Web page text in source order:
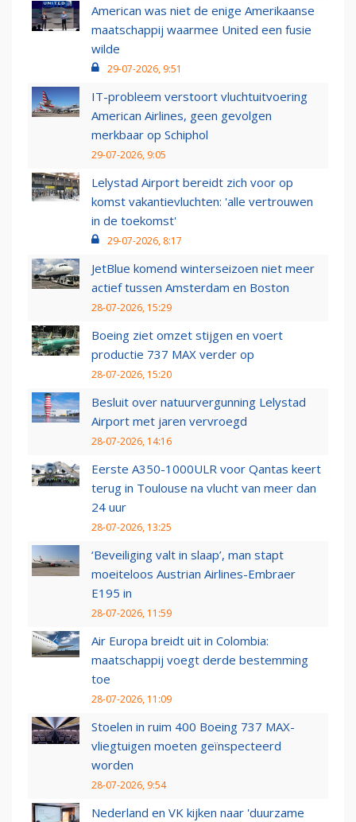
American was niet de enige Amerikaanse
maatschappij waarmee United een fusie
wilde
29-07-2026, 9:51
IT-probleem verstoort vluchtuitvoering
American Airlines, geen gevolgen
merkbaar op Schiphol
29-07-2026, 9:05
Lelystad Airport bereidt zich voor op
komst vakantievluchten: 'alle vertrouwen
in de toekomst'
29-07-2026, 8:17
JetBlue komend winterseizoen niet meer
actief tussen Amsterdam en Boston
28-07-2026, 15:29
Boeing ziet omzet stijgen en voert
productie 737 MAX verder op
28-07-2026, 15:20
Besluit over natuurvergunning Lelystad
Airport met jaren vervroegd
28-07-2026, 14:16
Eerste A350-1000ULR voor Qantas keert
terug in Toulouse na vlucht van meer dan
24 uur
28-07-2026, 13:25
‘Beveiliging valt in slaap’, man stapt
moeiteloos Austrian Airlines-Embraer
E195 in
28-07-2026, 11:59
Air Europa breidt uit in Colombia:
maatschappij voegt derde bestemming
toe
28-07-2026, 11:09
Stoelen in ruim 400 Boeing 737 MAX-
vliegtuigen moeten geïnspecteerd
worden
28-07-2026, 9:54
Nederland en VK kijken naar 'duurzame